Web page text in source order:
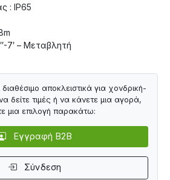
: IP65
7′ – Μεταβλητή
αποκλειστικά για χονδρική-
δείτε τιμές ή να κάνετε μια αγορά,
μια επιλογή παρακάτω:
Εγγραφή B2B
Σύνδεση